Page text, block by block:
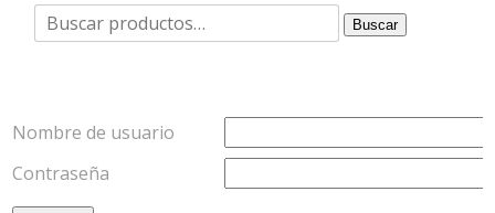
Buscar
por:
Buscar
Nombre de usuario
Contraseña